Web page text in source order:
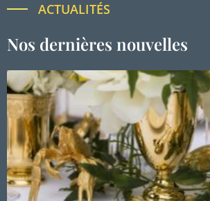
ACTUALITÉS
Nos dernières nouvelles